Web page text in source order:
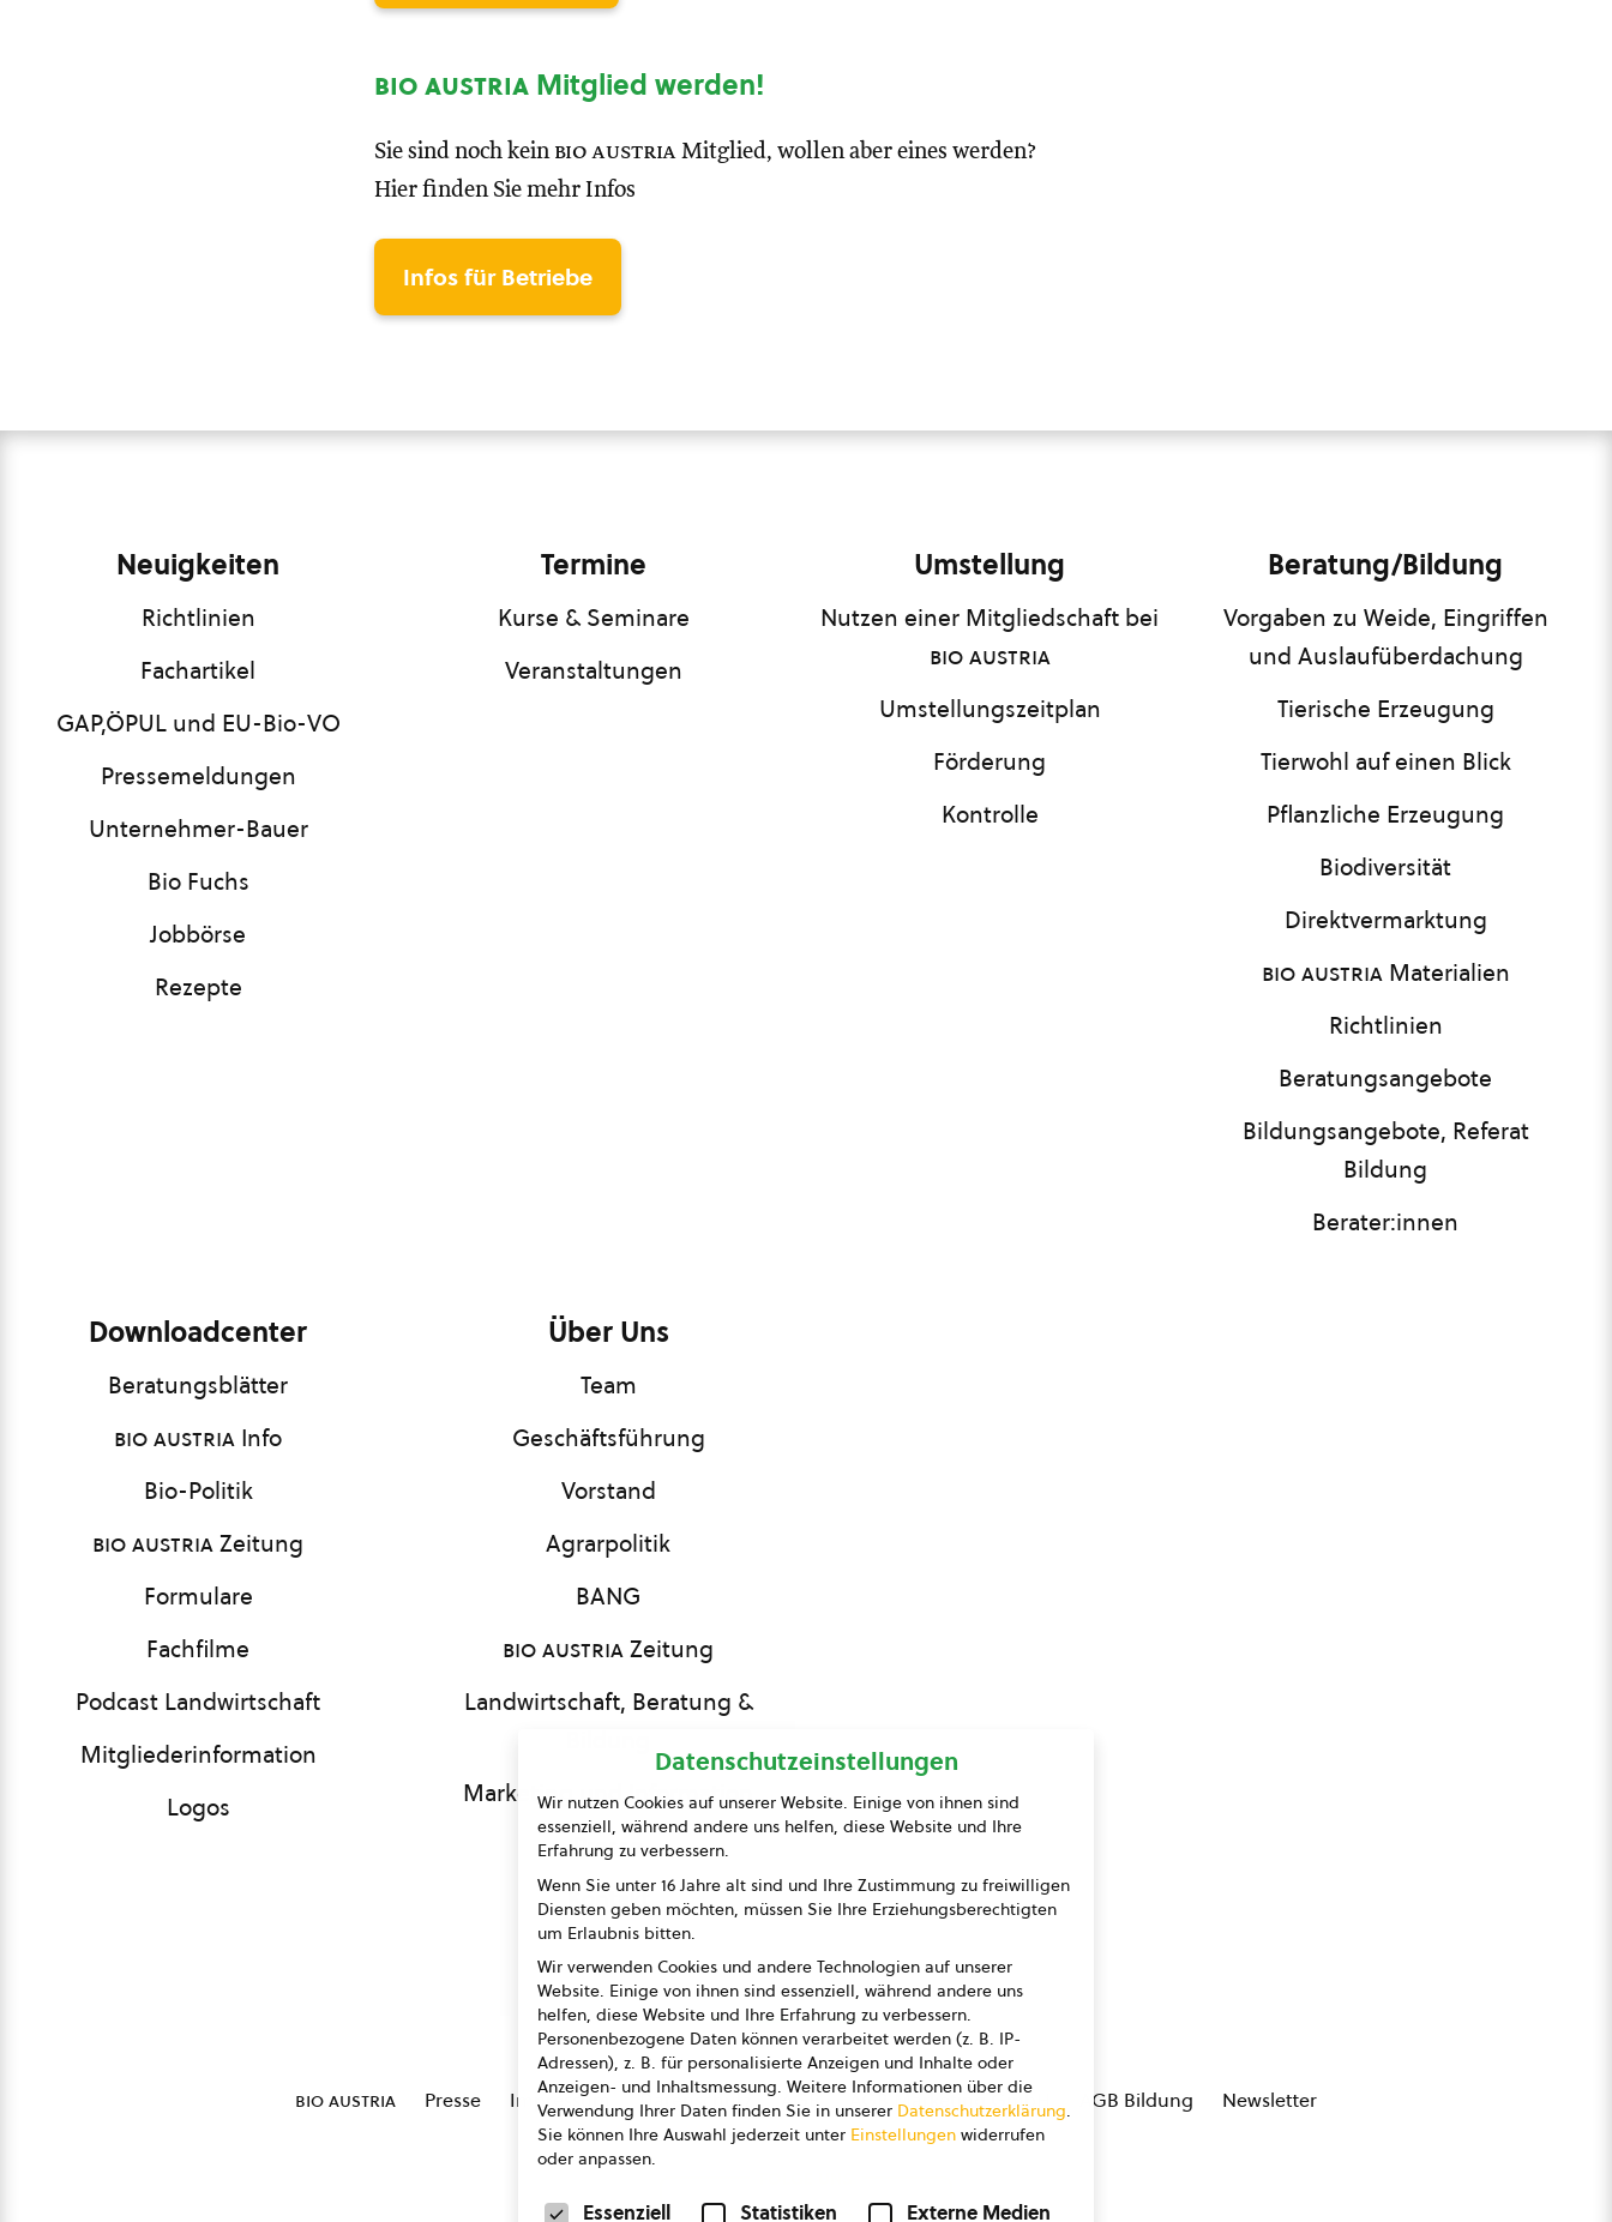
bio austria Mitglied werden!
Sie sind noch kein bio austria Mitglied, wollen aber eines werden?
Hier finden Sie mehr Infos
Infos für Betriebe
Neuigkeiten
Richtlinien
Fachartikel
GAP,ÖPUL und EU-Bio-VO
Pressemeldungen
Unternehmer-Bauer
Bio Fuchs
Jobbörse
Rezepte
Termine
Kurse & Seminare
Veranstaltungen
Umstellung
Nutzen einer Mitgliedschaft bei
bio austria
Umstellungszeitplan
Förderung
Kontrolle
Beratung/Bildung
Vorgaben zu Weide, Eingriffen
und Auslaufüberdachung
Tierische Erzeugung
Tierwohl auf einen Blick
Pflanzliche Erzeugung
Biodiversität
Direktvermarktung
bio austriaMaterialien
Richtlinien
Beratungsangebote
Bildungsangebote, Referat
Bildung
Berater:innen
Downloadcenter
Beratungsblätter
bio austria Info
Bio-Politik
bio austriaZeitung
Formulare
Fachfilme
Podcast Landwirtschaft
Mitgliederinformation
Logos
Über Uns
Team
Geschäftsführung
Vorstand
Agrarpolitik
BANG
bio austriaZeitung
Landwirtschaft, Beratung &
Marketing und Information
Presse
Kontakt
bio austria Presse Impressum Datenschutz AGB AGB Marketing GmbH AGB Bildung Newsletter
Datenschutzeinstellungen
Wir nutzen Cookies auf unserer Website. Einige von ihnen sind
essenziell, während andere uns helfen, diese Website und Ihre
Erfahrung zu verbessern.
Wenn Sie unter 16 Jahre alt sind und Ihre Zustimmung zu freiwilligen
Diensten geben möchten, müssen Sie Ihre Erziehungsberechtigten
um Erlaubnis bitten.
Wir verwenden Cookies und andere Technologien auf unserer
Website. Einige von ihnen sind essenziell, während andere uns
helfen, diese Website und Ihre Erfahrung zu verbessern.
Personenbezogene Daten können verarbeitet werden (z. B. IP-
Adressen), z. B. für personalisierte Anzeigen und Inhalte oder
Anzeigen- und Inhaltsmessung. Weitere Informationen über die
Verwendung Ihrer Daten finden Sie in unserer Datenschutzerklärung.
Sie können Ihre Auswahl jederzeit unter Einstellungen widerrufen
oder anpassen.
Datenschutzeinstellungen
Essenziell Statistiken Externe Medien